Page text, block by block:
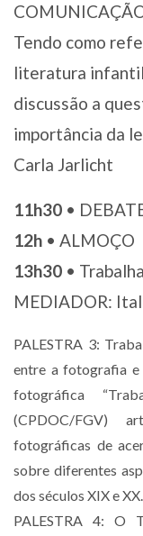
Tendo como
literatura
discussão a
importância da
Carla Jarlicht
11h30 •
12h • ALMOÇO
13h30 •
MEDIADOR:
PALESTRA 3:
entre a fotografia e
fotográfica
(CPDOC/FGV)
fotográficas de
sobre diferentes
dos séculos XIX e
PALESTRA 4: O